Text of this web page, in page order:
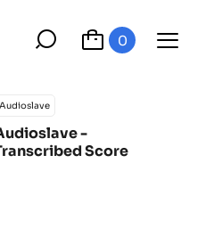
0
Audioslave
-
Score